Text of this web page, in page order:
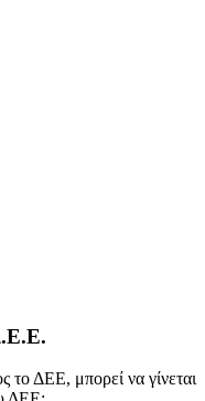
το ΔΕΕ, μπορεί να γίνεται